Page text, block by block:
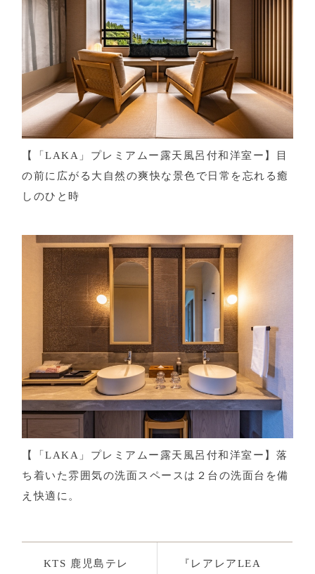
【「LAKA」プレミアムー露天風呂付和洋室ー】目
の前に広がる大自然の爽快な景色で日常を忘れる癒
しのひと時
【「LAKA」プレミアムー露天風呂付和洋室ー】落
ち着いた雰囲気の洗面スペースは２台の洗面台を備
え快適に。
KTS 鹿児島テレ 『レアレアLEA